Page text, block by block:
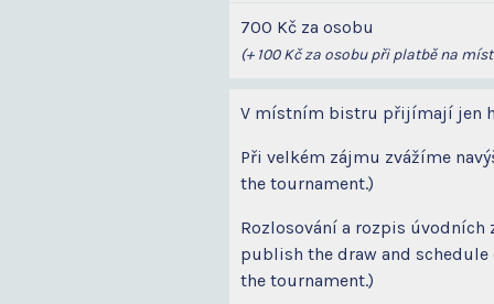
700 Kč za osobu
(+ 100 Kč za osobu při platbě na
V místním bistru přijímají jen
Při velkém zájmu zvážíme
the tournament.)
Rozlosování a rozpis úvodních
publish the draw and
the tournament.)